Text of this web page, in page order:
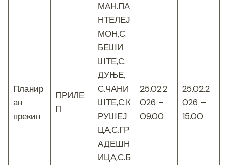
Планир
ан
прекин
ПРИЛЕ
П
МАН.ПА
НТЕЛЕЈ
МОН,С.
БЕШИ
ШТЕ,С.
ДУЊЕ,
С.ЧАНИ
ШТЕ,С.К
РУШЕЈ
ЦА,С.ГР
АДЕШН
ИЦА,С.Б
25.02.2
026 –
09.00
25.02.2
026 –
15.00